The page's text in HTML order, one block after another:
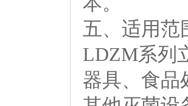
五、适用范
LDZM系列
器具、食品